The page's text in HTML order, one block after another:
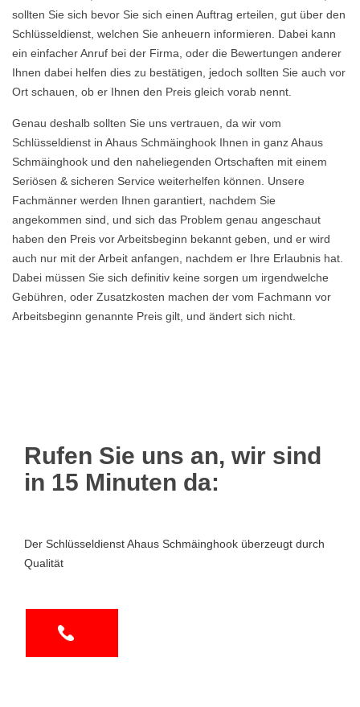
sollten Sie sich bevor Sie sich einen Auftrag erteilen, gut über den
Schlüsseldienst, welchen Sie anheuern informieren. Dabei kann
ein einfacher Anruf bei der Firma, oder die Bewertungen anderer
Ihnen dabei helfen dies zu bestätigen, jedoch sollten Sie auch vor
Ort schauen, ob er Ihnen den Preis gleich vorab nennt.
Genau deshalb sollten Sie uns vertrauen, da wir vom
Schlüsseldienst in Ahaus Schmäinghook Ihnen in ganz Ahaus
Schmäinghook und den naheliegenden Ortschaften mit einem
Seriösen & sicheren Service weiterhelfen können. Unsere
Fachmänner werden Ihnen garantiert, nachdem Sie
angekommen sind, und sich das Problem genau angeschaut
haben den Preis vor Arbeitsbeginn bekannt geben, und er wird
auch nur mit der Arbeit anfangen, nachdem er Ihre Erlaubnis hat.
Dabei müssen Sie sich definitiv keine sorgen um irgendwelche
Gebühren, oder Zusatzkosten machen der vom Fachmann vor
Arbeitsbeginn genannte Preis gilt, und ändert sich nicht.
Rufen Sie uns an, wir sind
in 15 Minuten da:
Der Schlüsseldienst Ahaus Schmäinghook überzeugt durch
Qualität